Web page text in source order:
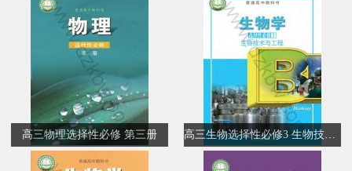
高三物理选择性必修 第三册 高三生物选择性必修3 生物技术与工程